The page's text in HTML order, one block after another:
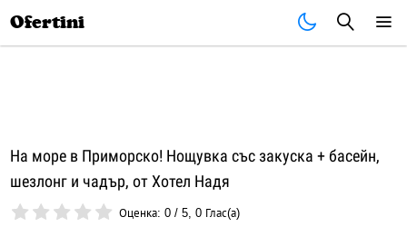
Ofertini
На море в Приморско! Нощувка със закуска + басейн,
шезлонг и чадър, от Хотел Надя
Оценка:0 /5,0 Глас(а)